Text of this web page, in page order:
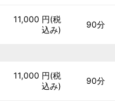
11,000 円(税
込み)
90分
11,000 円(税
込み)
90分